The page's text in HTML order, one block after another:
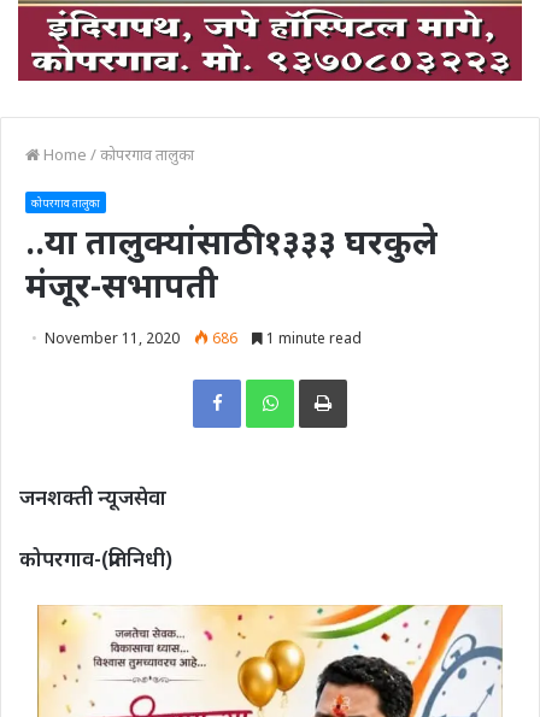
Home /कोपरगाव तालुका
कोपरगाव तालुका
..या तालुक्यांसाठी १३३३ घरकुले
मंजूर-सभापती
November 11, 2020 686 1 minute read
Print
जनशक्ती न्यूजसेवा
कोपरगाव-(प्रतिनिधी)